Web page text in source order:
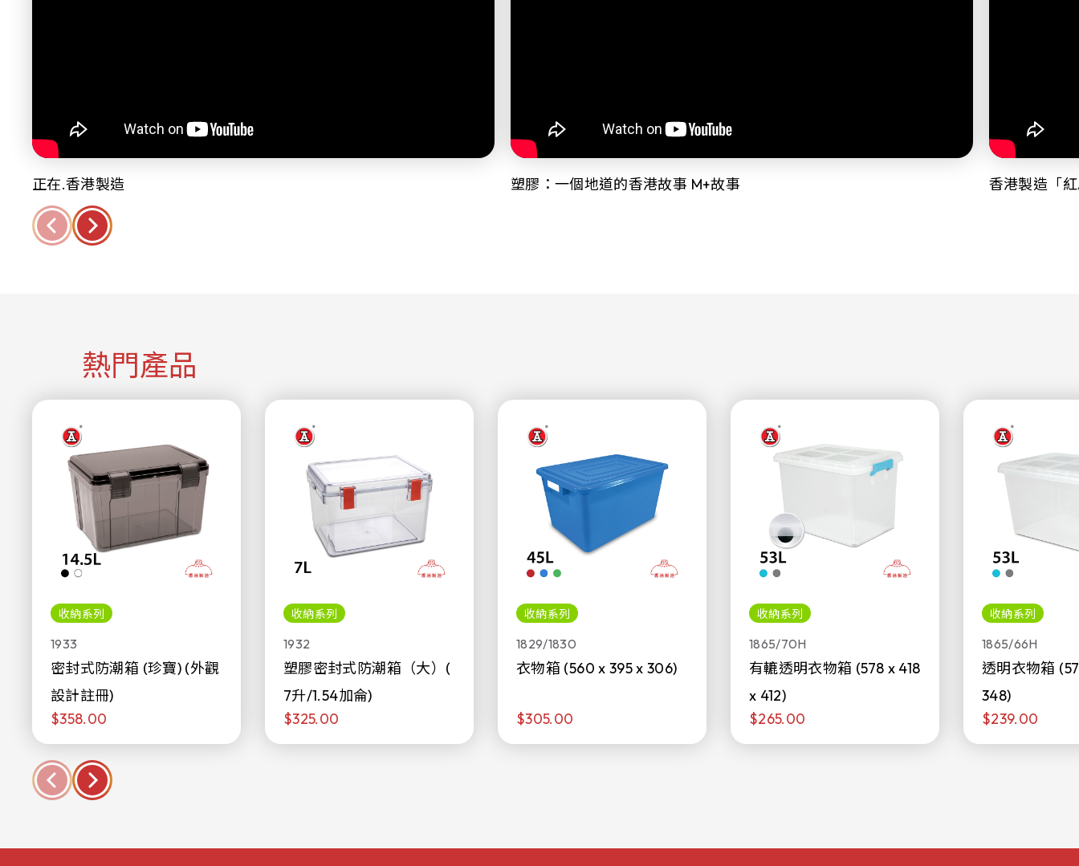
正在.香港製造 塑膠：一個地道的香港故事 M+故事 香港製造「
熱門產品
收納系列
1933
密封式防潮箱 (珍寶) (外觀
設計註冊)
$358.00
收納系列
1932
塑膠密封式防潮箱（大）(
7升/1.54加侖)
$325.00
收納系列
1829/1830
衣物箱 (560 x 395 x 306)
$305.00
收納系列
1865/70H
有轆透明衣物箱 (578 x 418
x 412)
$265.00
收納系列
1865/66H
透明衣物箱
348)
$239.00